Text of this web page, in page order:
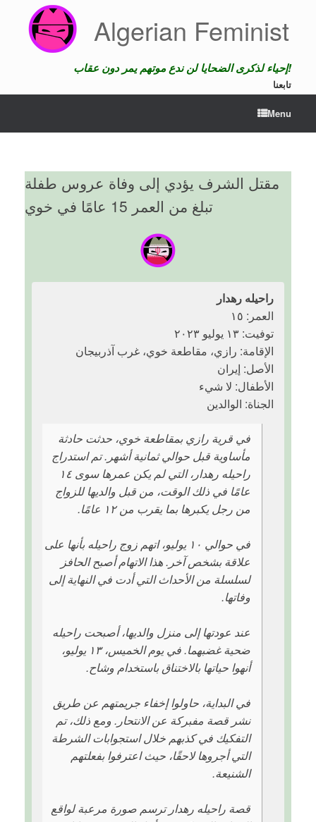
content
Algerian Feminist
إحياء لذكرى الضحايا لن ندع موتهم يمر دون عقاب!
تابعنا
Menu
مقتل الشرف يؤدي إلى وفاة عروس طفلة
تبلغ من العمر 15 عامًا في خوي
راحیله رهدار
العمر: ١٥
توفيت: ١٣ يوليو ٢٠٢٣
الإقامة: رازي، مقاطعة خوي، غرب آذربيجان
الأصل: إيران
الأطفال: لا شيء
الجناة: الوالدين
في قرية رازي بمقاطعة خوي، حدثت حادثة
مأساوية قبل حوالي ثمانية أشهر. تم استدراج
راحیله رهدار، التي لم يكن عمرها سوى ١٤
عامًا في ذلك الوقت، من قبل والديها للزواج
من رجل يكبرها بما يقرب من ١٢ عامًا.
في حوالي ١٠ يوليو، اتهم زوج راحیله بأنها على
علاقة بشخص آخر. هذا الاتهام أصبح الحافز
لسلسلة من الأحداث التي أدت في النهاية إلى
وفاتها.
عند عودتها إلى منزل والديها، أصبحت راحیله
ضحية غضبهما. في يوم الخميس، ١٣ يوليو،
أنهوا حياتها بالاختناق باستخدام وشاح.
في البداية، حاولوا إخفاء جريمتهم عن طريق
نشر قصة مفبركة عن الانتحار. ومع ذلك، تم
التفكيك في كذبهم خلال استجوابات الشرطة
التي أجروها لاحقًا، حيث اعترفوا بفعلتهم
الشنيعة.
قصة راحیله رهدار ترسم صورة مرعبة لواقع